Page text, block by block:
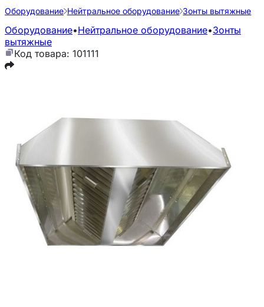
Оборудование Нейтральное оборудование Зонты вытяжные
Оборудование•Нейтральное оборудование•Зонты
вытяжные
Код товара: 101111